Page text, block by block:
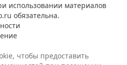
использовании материалов
обязательна.
чтобы предоставить